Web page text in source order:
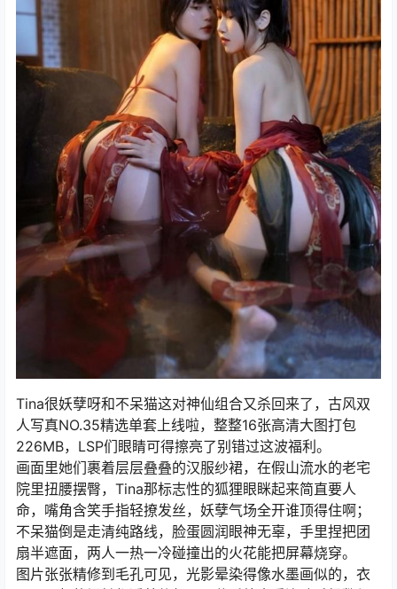
Tina很妖孽呀和不呆猫这对神仙组合又杀回来了，古风双
人写真NO.35精选单套上线啦，整整16张高清大图打包
226MB，LSP们眼睛可得擦亮了别错过这波福利。
画面里她们裹着层层叠叠的汉服纱裙，在假山流水的老宅
院里扭腰摆臀，Tina那标志性的狐狸眼眯起来简直要人
命，嘴角含笑手指轻撩发丝，妖孽气场全开谁顶得住啊；
不呆猫倒是走清纯路线，脸蛋圆润眼神无辜，手里捏把团
扇半遮面，两人一热一冷碰撞出的火花能把屏幕烧穿。
图片张张精修到毛孔可见，光影晕染得像水墨画似的，衣